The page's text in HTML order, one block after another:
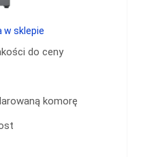
do ceny
komorę
w sklepie